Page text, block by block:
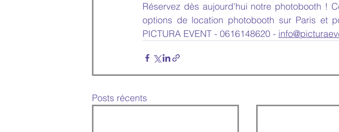
Réservez dès aujourd'hui notre photobooth !
options de location photobooth sur Paris et
PICTURA EVENT - 0616148620 -
Posts récents